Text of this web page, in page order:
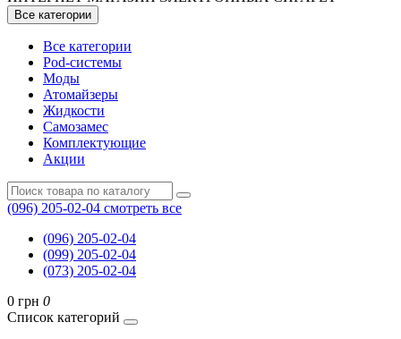
Все категории
Все категории
Pod-системы
Моды
Атомайзеры
Жидкости
Самозамес
Комплектующие
Акции
(096) 205-02-04 смотреть все
(096) 205-02-04
(099) 205-02-04
(073) 205-02-04
0 грн 0
Список категорий